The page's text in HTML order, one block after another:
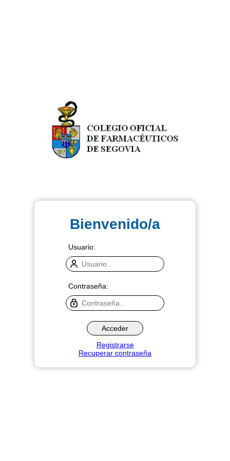
Bienvenido/a
Usuario:
Contraseña:
Registrarse
Recuperar contraseña